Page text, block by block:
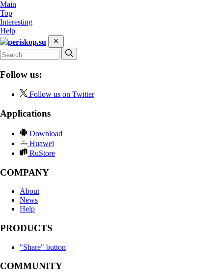
Main
Top
Interesting
Help
periskop.su
Follow us:
Follow us on Twitter
Applications
Download
Huawei
RuStore
COMPANY
About
News
Help
PRODUCTS
"Share" button
COMMUNITY